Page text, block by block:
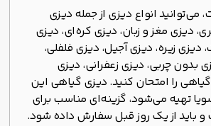
می‌توانید انواع دیزی از جمله دیزی
دیزی مغز و زبان، دیزی کره‌ای، دیزی
زیره، دیزی آجیل، دیزی فلفلی،
بدون چربی، دیزی زعفرانی، دیزی
را امتحان کنید. دیزی گیاهی این
تهیه می‌شود، گزینه‌ای مناسب برای
و باید از یک روز قبل سفارش داده شود.